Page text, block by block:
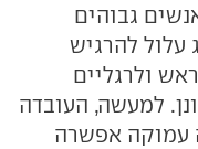
גבוהים
להרגיש
ולרגליים
למעשה, העובדה
עמוקה אפשרה